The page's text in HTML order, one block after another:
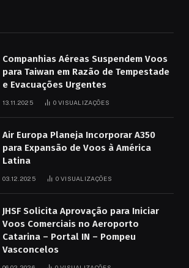
Companhias Aéreas Suspendem Voos
para Taiwan em Razão de Tempestade
e Evacuações Urgentes
13.11.2025 0 VISUALIZAÇÕES
Air Europa Planeja Incorporar A350
para Expansão de Voos à América
Latina
03.12.2025 0 VISUALIZAÇÕES
JHSF Solicita Aprovação para Iniciar
Voos Comerciais no Aeroporto
Catarina – Portal IN – Pompeu
Vasconcelos